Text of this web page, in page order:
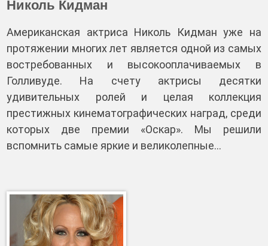
Николь Кидман
Американская актриса Николь Кидман уже на
протяжении многих лет является одной из самых
востребованных и высокооплачиваемых в
Голливуде. На счету актрисы десятки
удивительных ролей и целая коллекция
престижных кинематографических наград, среди
которых две премии «Оскар». Мы решили
вспомнить самые яркие и великолепные…